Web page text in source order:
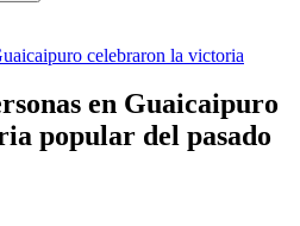
celebraron la victoria
en Guaicaipuro
popular del pasado